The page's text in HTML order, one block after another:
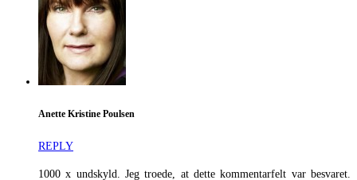
Anette Kristine Poulsen
REPLY
1000 x undskyld. Jeg troede, at dette kommentarfelt var besvaret.